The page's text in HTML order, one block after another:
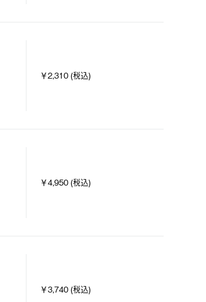
￥2,310 (税込)
￥4,950 (税込)
￥3,740 (税込)